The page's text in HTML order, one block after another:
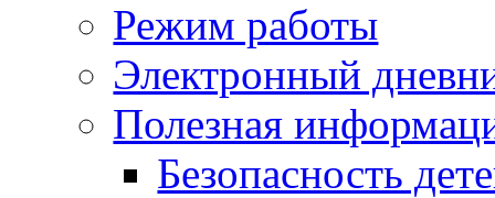
Режим работы
Электронный
Полезная
Безопасность